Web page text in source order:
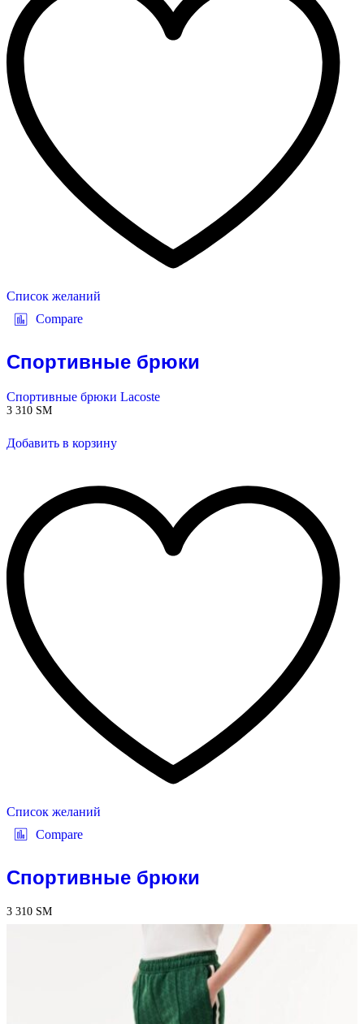
Список желаний
Compare
Спортивные брюки
Спортивные брюки Lacoste
3 310 ЅМ
Добавить в корзину
Список желаний
Compare
Спортивные брюки
3 310 ЅМ